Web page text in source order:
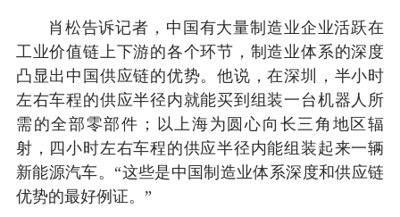
肖松告诉记者，中国有大量制造业企业活跃在
工业价值链上下游的各个环节，制造业体系的深度
凸显出中国供应链的优势。他说，在深圳，半小时
左右车程的供应半径内就能买到组装一台机器人所
需的全部零部件；以上海为圆心向长三角地区辐
射，四小时左右车程的供应半径内能组装起来一辆
新能源汽车。“这些是中国制造业体系深度和供应链
优势的最好例证。”